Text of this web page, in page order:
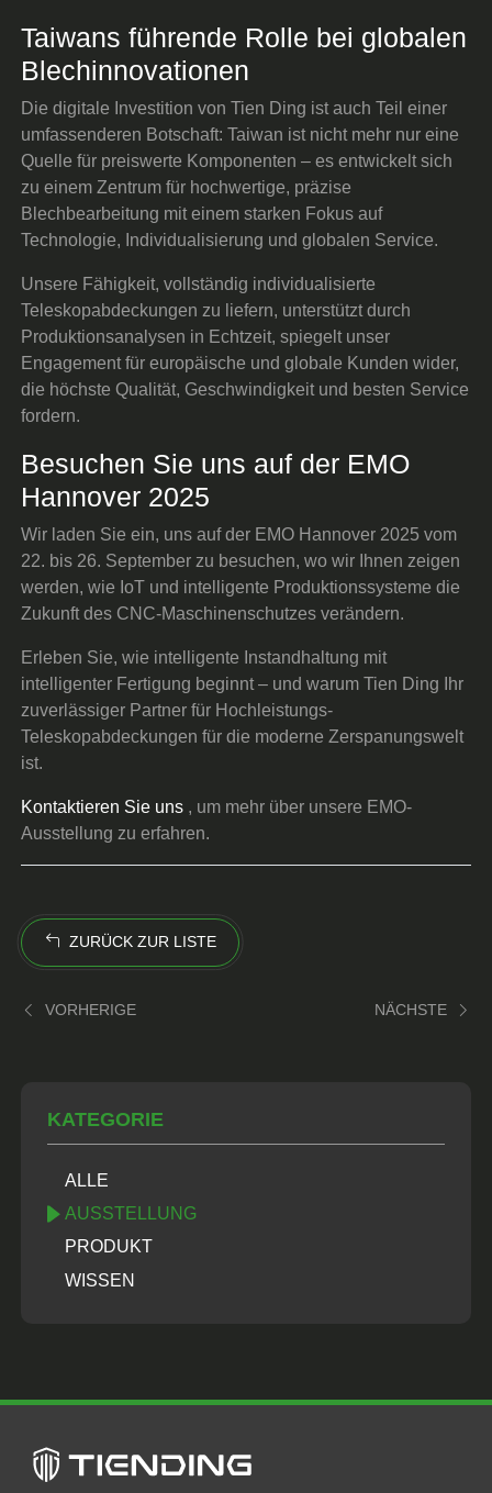
Taiwans führende Rolle bei globalen
Blechinnovationen
Die digitale Investition von Tien Ding ist auch Teil einer
umfassenderen Botschaft: Taiwan ist nicht mehr nur eine
Quelle für preiswerte Komponenten – es entwickelt sich
zu einem Zentrum für hochwertige, präzise
Blechbearbeitung mit einem starken Fokus auf
Technologie, Individualisierung und globalen Service.
Unsere Fähigkeit, vollständig individualisierte
Teleskopabdeckungen zu liefern, unterstützt durch
Produktionsanalysen in Echtzeit, spiegelt unser
Engagement für europäische und globale Kunden wider,
die höchste Qualität, Geschwindigkeit und besten Service
fordern.
Besuchen Sie uns auf der EMO
Hannover 2025
Wir laden Sie ein, uns auf der EMO Hannover 2025 vom
22. bis 26. September zu besuchen, wo wir Ihnen zeigen
werden, wie IoT und intelligente Produktionssysteme die
Zukunft des CNC-Maschinenschutzes verändern.
Erleben Sie, wie intelligente Instandhaltung mit
intelligenter Fertigung beginnt – und warum Tien Ding Ihr
zuverlässiger Partner für Hochleistungs-
Teleskopabdeckungen für die moderne Zerspanungswelt
ist.
Kontaktieren Sie uns , um mehr über unsere EMO-
Ausstellung zu erfahren.
ZURÜCK ZUR LISTE
VORHERIGE NÄCHSTE
KATEGORIE
ALLE
AUSSTELLUNG
PRODUKT
WISSEN